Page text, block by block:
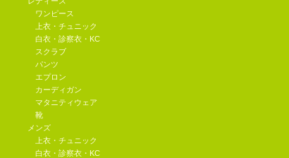
ワンピース
上衣・チュニック
白衣・診察衣・KC
スクラブ
パンツ
エプロン
カーディガン
マタニティウェア
靴
メンズ
上衣・チュニック
白衣・診察衣・KC